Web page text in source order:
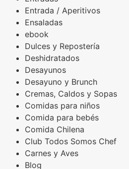
Entrada / Aperitivos
Ensaladas
ebook
Dulces y Repostería
Deshidratados
Desayunos
Desayuno y Brunch
Cremas, Caldos y Sopas
Comidas para niños
Comida para bebés
Comida Chilena
Club Todos Somos Chef
Carnes y Aves
Blog